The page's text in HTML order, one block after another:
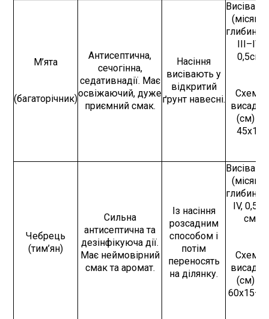
М’ята
(багаторічник)
Антисептична,
сечогінна,
седативнадії. Має
освіжаючий, дуже
приємний смак.
Насіння
висівають у
відкритий
ґрунт навесні.
(місяць,
глибина)
III–IV,
0,5см
Схема
висадки
(см) –
45х15
Чебрець
(тим’ян)
Сильна
антисептична та
дезінфікуюча дії.
Має неймовірний
смак та аромат.
Із насіння
розсадним
способом і
потім
переносять
на ділянку.
(місяць,
глибина)
IV, 0,5-1
см
Схема
висадки
(см) –